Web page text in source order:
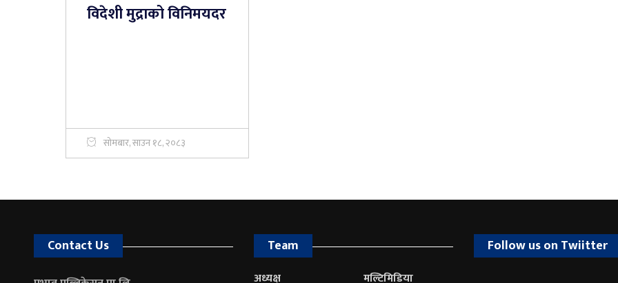
विदेशी मुद्राको विनिमयदर
सोमबार, साउन १८, २०८३
Contact Us Team
अध्यक्ष मल्टिमिडिया
Follow us on Twiitter